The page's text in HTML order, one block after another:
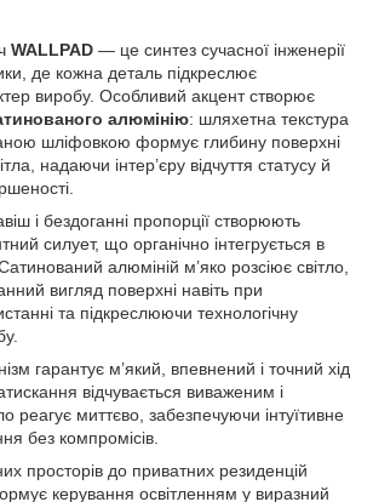
WALLPAD — це синтез сучасної інженерії
де кожна деталь підкреслює
виробу. Особливий акцент створює
алюмінію: шляхетна текстура
шліфовкою формує глибину поверхні
надаючи інтер’єру відчуття статусу й
і бездоганні пропорції створюють
силует, що органічно інтегрується в
алюміній м’яко розсіює світло,
вигляд поверхні навіть при
та підкреслюючи технологічну
гарантує м’який, впевнений і точний хід
відчувається виваженим і
реагує миттєво, забезпечуючи інтуїтивне
без компромісів.
просторів до приватних резиденцій
керування освітленням у виразний